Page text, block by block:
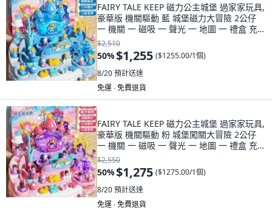
FAIRY TALE KEEP 磁力公主城堡 過家家玩具,
豪華版 機關驅動 藍 城堡磁力大冒險 2公仔
一 機關 一 磁吸 一 聲光 一 地圖 一 禮盒 充電
版, 1套
$2,510
50%$1,255 ($1255.00/1個)
8/20預計送達
免運 ∙ 免費退貨
FAIRY TALE KEEP 磁力公主城堡 過家家玩具,
豪華版 機關驅動 粉 城堡闖關大冒險 2公仔
一 機關 一 磁吸 一 聲光 一 地圖 一 禮盒 充電
版, 1套
$2,550
50%$1,275 ($1275.00/1個)
8/20預計送達
免運 ∙ 免費退貨